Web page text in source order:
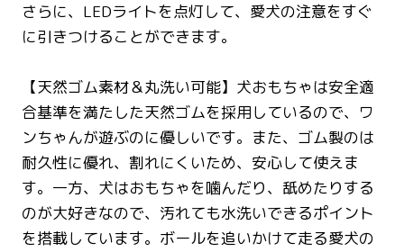
さらに、LEDライトを点灯して、愛犬の注意をすぐ
に引きつけることができます。
【天然ゴム素材＆丸洗い可能】犬おもちゃは安全適
合基準を満たした天然ゴムを採用しているので、ワ
ンちゃんが遊ぶのに優しいです。また、ゴム製のは
耐久性に優れ、割れにくいため、安心して使えま
す。一方、犬はおもちゃを噛んだり、舐めたりする
のが大好きなので、汚れても水洗いできるポイント
を搭載しています。ボールを追いかけて走る愛犬の